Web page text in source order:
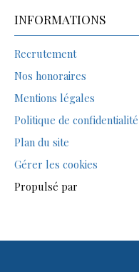
INFORMATIONS
Recrutement
Nos honoraires
Mentions légales
Politique de confidentialité
Plan du site
Gérer les cookies
Propulsé par